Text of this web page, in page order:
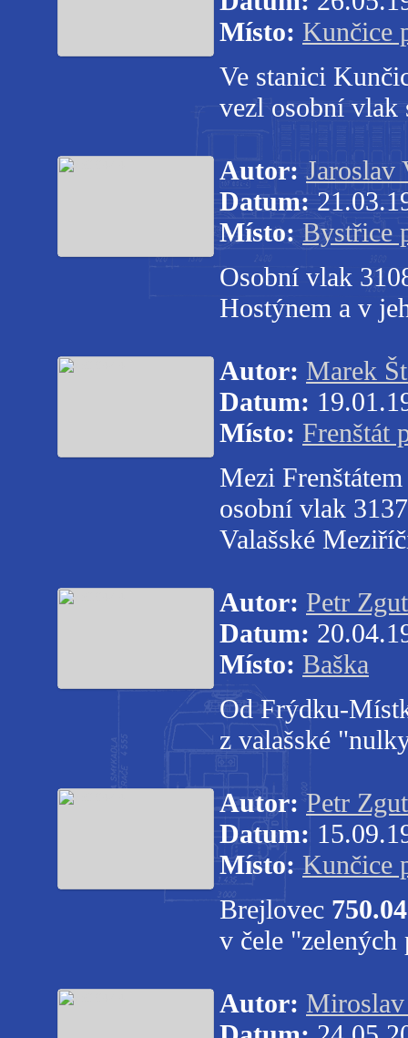
Místo: Kunčice
Ve stanici
vezl osobní vlak
Autor: Jaroslav
Datum:
Místo: Bystřice
Osobní vlak
Hostýnem a v
Autor: Marek
Datum:
Místo: Frenštát
Mezi
osobní vlak
Valašské
Autor: Petr Zgut
Datum:
Místo: Baška
Od Frýdku-
z valašské
Autor: Petr Zgut
Datum:
Místo: Kunčice
Brejlovec
v čele
Autor: